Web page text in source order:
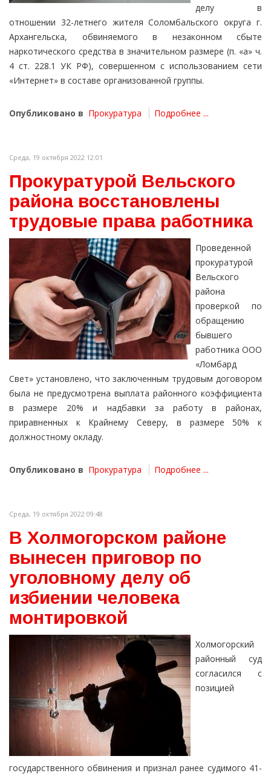
делу в
отношении 32-летнего жителя Соломбальского округа г.
Архангельска, обвиняемого в незаконном сбыте
наркотического средства в значительном размере (п. «а» ч.
4 ст. 228.1 УК РФ), совершенном с использованием сети
«Интернет» в составе организованной группы.
Опубликовано в Прокуратура Подробнее ...
Среда, 19 октября 2022 12:01
Прокуратурой Вельского
района восстановлены
трудовые права работника
Проведенной
прокуратурой
Вельского
района
проверкой по
обращению
бывшего
работника ООО
«Ломбард
Свет» установлено, что заключенным трудовым договором
была не предусмотрена выплата районного коэффициента
в размере 20% и надбавки за работу в районах,
приравненных к Крайнему Северу, в размере 50% к
должностному окладу.
Опубликовано в Прокуратура Подробнее ...
Среда, 19 октября 2022 09:48
В Холмогорском районе
вынесен приговор по
уголовному делу об
избиении человека
монтировкой
Холмогорский
районный суд
согласился с
позицией
государственного обвинения и признал ранее судимого 41-